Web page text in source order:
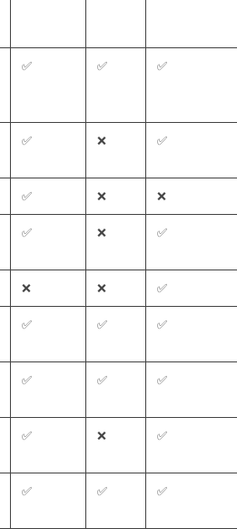
✅ ✅ ✅
✅ ❌ ✅
✅ ❌ ❌
✅ ❌ ✅
❌ ❌ ✅
✅ ✅ ✅
✅ ✅ ✅
✅ ❌ ✅
✅ ✅ ✅